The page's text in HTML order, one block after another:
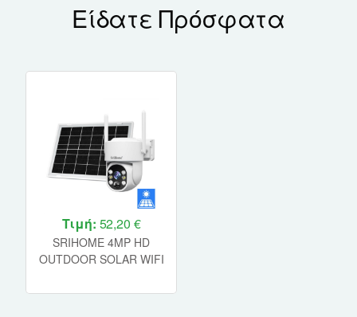
Είδατε Πρόσφατα
Τιμή: 52,20 €
SRIHOME 4MP HD
OUTDOOR SOLAR WIFI